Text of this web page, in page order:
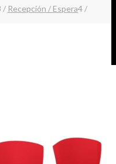
/ Recepción / Espera4 /